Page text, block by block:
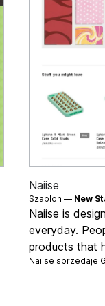
Naiise
Szablon — New
Naiise is
everyday.
products that
Naiise sprzedaje